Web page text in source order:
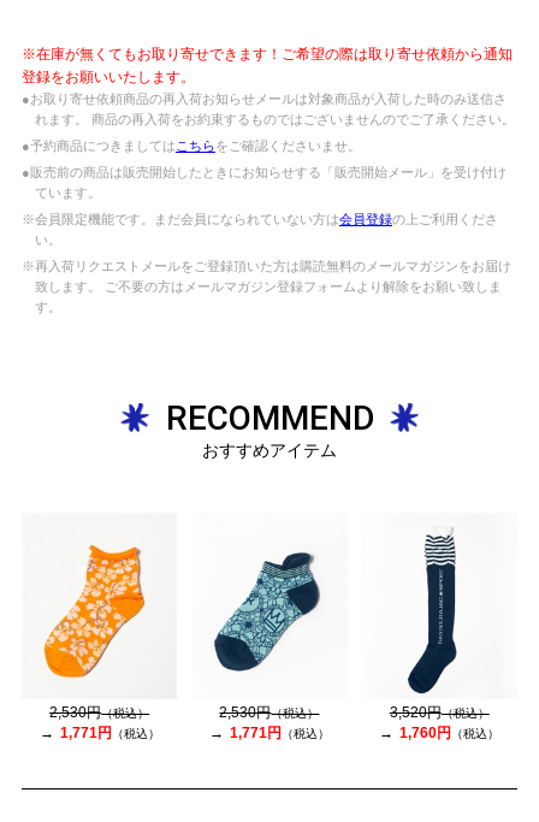
※在庫が無くてもお取り寄せできます！ご希望の際は取り寄せ依頼から通知
登録をお願いいたします。
●お取り寄せ依頼商品の再入荷お知らせメールは対象商品が入荷した時のみ送信さ
れます。 商品の再入荷をお約束するものではございませんのでご了承ください。
●予約商品につきましては こちらをご確認くださいませ。
●販売前の商品は販売開始したときにお知らせする「販売開始メール」を受け付け
ています。
※会員限定機能です。まだ会員になられていない方は会員登録の上ご利用くださ
い。
※再入荷リクエストメールをご登録頂いた方は購読無料のメールマガジンをお届け
致します。 ご不要の方はメールマガジン登録フォームより解除をお願い致しま
す。
RECOMMEND
おすすめアイテム
2,530円（税込）
1,771円 （税込）
2,530円（税込）
1,771円 （税込）
3,520円（税込）
1,760円 （税込）